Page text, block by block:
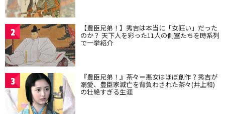
2 【豊臣兄弟！】秀吉は本当に「女狂い」だった
のか？ 天下人を彩った11人の側室たちを時系列
で一挙紹介
3 『豊臣兄弟！』茶々＝悪女はほぼ創作？秀吉が
溺愛、豊臣家滅亡を背負わされた茶々(井上和)
の壮絶すぎる生涯